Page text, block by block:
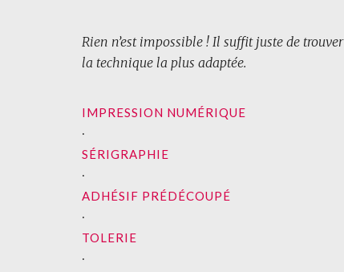
Rien n’est impossible ! Il suffit juste de trouver
la technique la plus adaptée.
IMPRESSION NUMÉRIQUE
∙
SÉRIGRAPHIE
∙
ADHÉSIF PRÉDÉCOUPÉ
∙
TOLERIE
∙